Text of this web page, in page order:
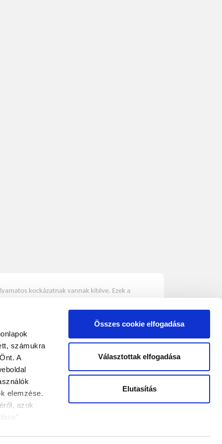
számukra
A
elemzése.
azok
Összes cookie elfogadása
Választottak elfogadása
Elutasítás
kockázatnak vannak kitéve. Ezek a
túl, a már károsodott faanyag
kellő hangsúlyt fektetni a megelőző
kialakítása, legyen szó akár kültéri akár
garantálják a fafelület eredeti
bázisú. Alkalmazása során mélyen beszívódik a
megelőzi a fa elszíneződéséből következő
kitett faszerkezetekre, de beltéri
fafelületek ápolására azonban, jobb
Adatvédelmi szabályzat